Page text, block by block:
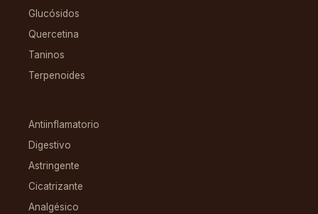
Glucósidos
Quercetina
Taninos
Terpenoides
Antiinflamatorio
Digestivo
Astringente
Cicatrizante
Analgésico